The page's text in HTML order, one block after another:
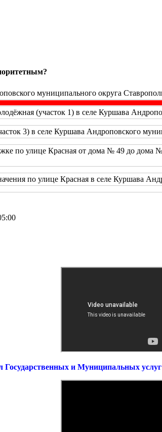
муниципального округа
(участок 1) в селе Куршава
3) в селе Куршава Андроповского
по улице Красная от дома № 49 до дома
по улице Красная в селе Куршава
Государственных и Муниципальных